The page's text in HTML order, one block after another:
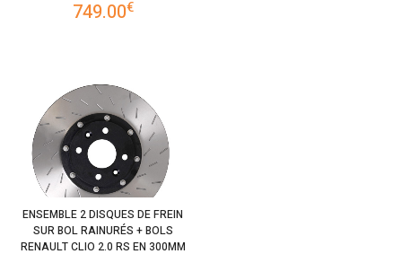
749.00€
ENSEMBLE 2 DISQUES DE FREIN
SUR BOL RAINURÉS + BOLS
RENAULT CLIO 2.0 RS EN 300MM